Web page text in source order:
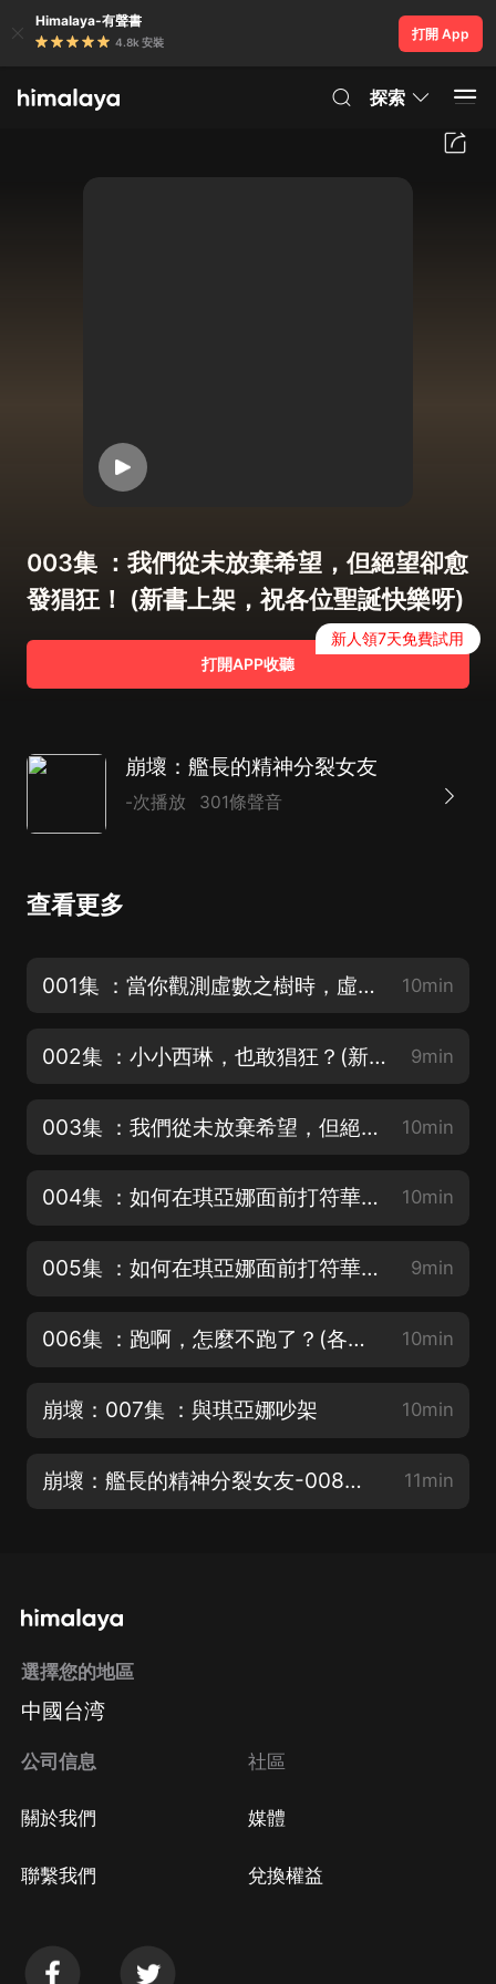
Himalaya-有聲書
4.8k 安裝
打開 App
探索
003集 ：我們從未放棄希望，但絕望卻愈
發猖狂！ (新書上架，祝各位聖誕快樂呀)
打開APP收聽
新人領7天免費試用
崩壞：艦長的精神分裂女友
-次播放 301條聲音
查看更多
001集 ：當你觀測虛數之樹時，虛數之樹也在觀測你(新書上架，祝各位聖誕快樂呀) 10min
002集 ：小小西琳，也敢猖狂？(新書上架，祝各位聖誕快樂呀) 9min
003集 ：我們從未放棄希望，但絕望卻愈發猖狂！ (新書上架，祝各位聖誕快樂呀) 10min
004集 ：如何在琪亞娜面前打符華屁股？（上）(各位艦長聖誕快樂哈~芽衣的美餐來咯~) 10min
005集 ：如何在琪亞娜面前打符華屁股？（下）(各位艦長聖誕快樂哈~芽衣的美餐來咯~) 9min
006集 ：跑啊，怎麼不跑了？(各位艦長聖誕快樂哈~芽衣的美餐來咯~) 10min
崩壞：007集 ：與琪亞娜吵架 10min
崩壞：艦長的精神分裂女友-008集 ：暗生情愫（上） 11min
選擇您的地區
中國台湾
公司信息
關於我們
聯繫我們
社區
媒體
兌換權益